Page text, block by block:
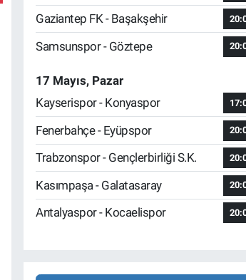
Gaziantep FK - Başakşehir
Samsunspor - Göztepe
17 Mayıs, Pazar
Kayserispor - Konyaspor
Fenerbahçe - Eyüpspor
Trabzonspor - Gençlerbirliği S.K.
Kasımpaşa - Galatasaray
Antalyaspor - Kocaelispor